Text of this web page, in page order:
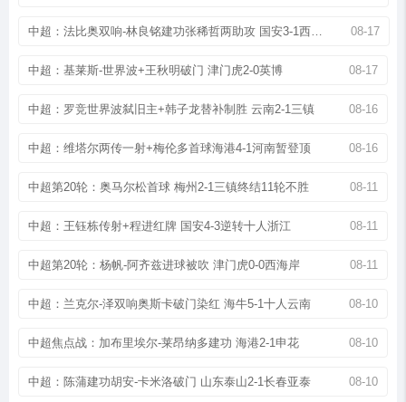
中超：法比奥双响-林良铭建功张稀哲两助攻 国安3-1西海岸 08-17
中超：基莱斯-世界波+王秋明破门 津门虎2-0英博 08-17
中超：罗竞世界波弑旧主+韩子龙替补制胜 云南2-1三镇 08-16
中超：维塔尔两传一射+梅伦多首球海港4-1河南暂登顶 08-16
中超第20轮：奥马尔松首球 梅州2-1三镇终结11轮不胜 08-11
中超：王钰栋传射+程进红牌 国安4-3逆转十人浙江 08-11
中超第20轮：杨帆-阿齐兹进球被吹 津门虎0-0西海岸 08-11
中超：兰克尔-泽双响奥斯卡破门染红 海牛5-1十人云南 08-10
中超焦点战：加布里埃尔-莱昂纳多建功 海港2-1申花 08-10
中超：陈蒲建功胡安-卡米洛破门 山东泰山2-1长春亚泰 08-10